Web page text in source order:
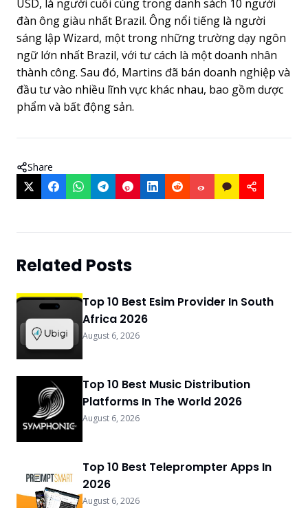
USD, là người cuối cùng trong danh sách 10 người
đàn ông giàu nhất Brazil. Ông nổi tiếng là người
sáng lập Wizard, một trong những trường dạy ngôn
ngữ lớn nhất Brazil, với tư cách là một doanh nhân
thành công. Sau đó, Martins đã bán doanh nghiệp và
đầu tư vào nhiều lĩnh vực khác nhau, bao gồm dược
phẩm và bất động sản.
Share
Related Posts
Top 10 Best Esim Provider In South
Africa 2026
August 6, 2026
Top 10 Best Music Distribution
Platforms In The World 2026
August 6, 2026
Top 10 Best Teleprompter Apps In
2026
August 6, 2026